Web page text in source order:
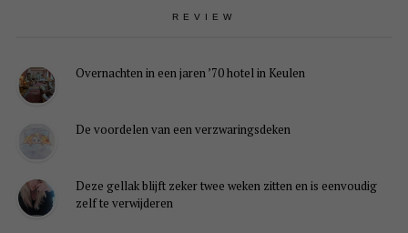
REVIEW
Overnachten in een jaren ’70 hotel in Keulen
De voordelen van een verzwaringsdeken
Deze gellak blijft zeker twee weken zitten en is eenvoudig
zelf te verwijderen